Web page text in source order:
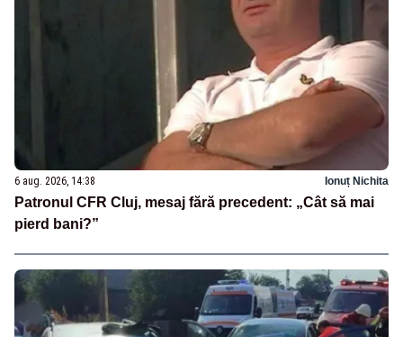
6 aug. 2026, 14:38 Ionuț Nichita
Patronul CFR Cluj, mesaj fără precedent: „Cât să mai
pierd bani?”